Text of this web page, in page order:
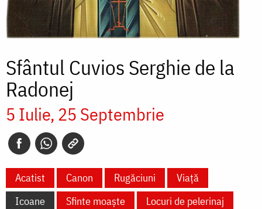
Sfântul Cuvios Serghie de la
Radonej
5 Iulie 25 Septembrie
Acatist Canon Rugăciuni
Viață
Icoane
Sfinte moaște
Locuri de pelerinaj